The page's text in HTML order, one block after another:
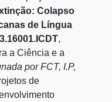
Colapso
de Língua
,
a Ciência e a
por FCT, I.P,
de